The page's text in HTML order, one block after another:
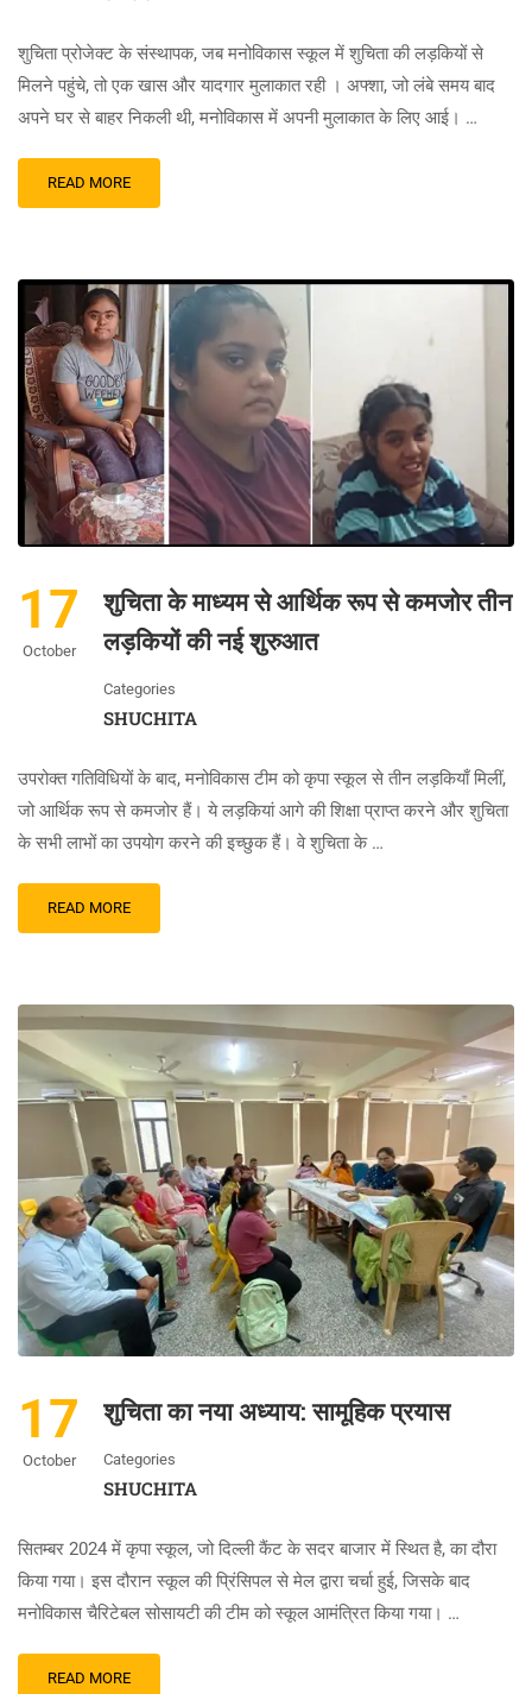
शुचिता प्रोजेक्ट के संस्थापक, जब मनोविकास स्कूल में शुचिता की लड़कियों से
मिलने पहुंचे, तो एक खास और यादगार मुलाकात रही । अफ्शा, जो लंबे समय बाद
अपने घर से बाहर निकली थी, मनोविकास में अपनी मुलाकात के लिए आई। …
READ MORE
17
October
शुचिता के माध्यम से आर्थिक रूप से कमजोर तीन
लड़कियों की नई शुरुआत
Categories
SHUCHITA
उपरोक्त गतिविधियों के बाद, मनोविकास टीम को कृपा स्कूल से तीन लड़कियाँ मिलीं,
जो आर्थिक रूप से कमजोर हैं। ये लड़कियां आगे की शिक्षा प्राप्त करने और शुचिता
के सभी लाभों का उपयोग करने की इच्छुक हैं। वे शुचिता के …
READ MORE
17
October
शुचिता का नया अध्याय: सामूहिक प्रयास
Categories
SHUCHITA
सितम्बर 2024 में कृपा स्कूल, जो दिल्ली कैंट के सदर बाजार में स्थित है, का दौरा
किया गया। इस दौरान स्कूल की प्रिंसिपल से मेल द्वारा चर्चा हुई, जिसके बाद
मनोविकास चैरिटेबल सोसायटी की टीम को स्कूल आमंत्रित किया गया। …
READ MORE